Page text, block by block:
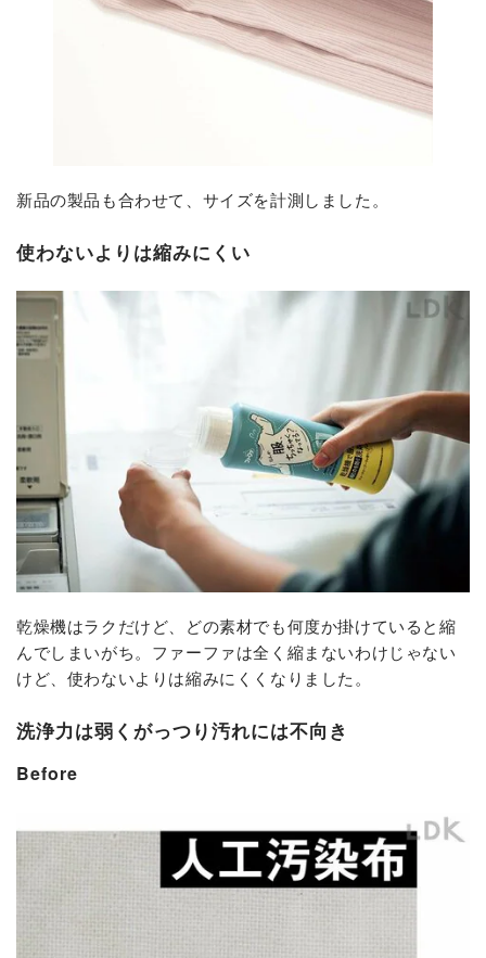
新品の製品も合わせて、サイズを計測しました。
使わないよりは縮みにくい
乾燥機はラクだけど、どの素材でも何度か掛けていると縮
んでしまいがち。ファーファは全く縮まないわけじゃない
けど、使わないよりは縮みにくくなりました。
洗浄力は弱くがっつり汚れには不向き
Before